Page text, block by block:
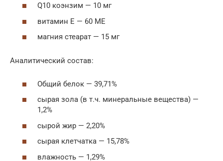
Q10 коэнзим — 10 мг
витамин E — 60 МЕ
магния стеарат — 15 мг
Аналитический состав:
Общий белок — 39,71%
сырая зола (в т.ч. минеральные вещества) —
1,2%
сырой жир — 2,20%
сырая клетчатка — 15,78%
влажность — 1,29%